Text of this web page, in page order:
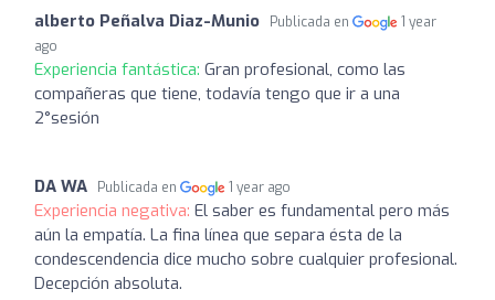
alberto Peñalva Diaz-Munio Publicada en
1 year
ago
Experiencia fantástica: Gran profesional, como las
compañeras que tiene, todavía tengo que ir a una
2°sesión
DA WA Publicada en 1 year ago
Experiencia negativa: El saber es fundamental pero más
aún la empatía. La fina línea que separa ésta de la
condescendencia dice mucho sobre cualquier profesional.
Decepción absoluta.